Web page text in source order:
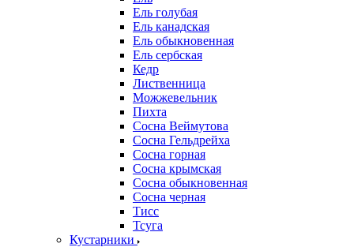
Ель голубая
Ель канадская
Ель обыкновенная
Ель сербская
Кедр
Лиственница
Можжевельник
Пихта
Сосна Веймутова
Сосна Гельдрейха
Сосна горная
Сосна крымская
Сосна обыкновенная
Сосна черная
Тисс
Тсуга
Кустарники